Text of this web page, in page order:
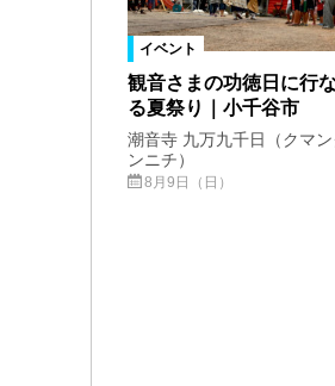
イベント
観音さまの功徳日に行
る夏祭り｜小千谷市
潮音寺 九万九千日（クマ
ンニチ）
8月9日（日）